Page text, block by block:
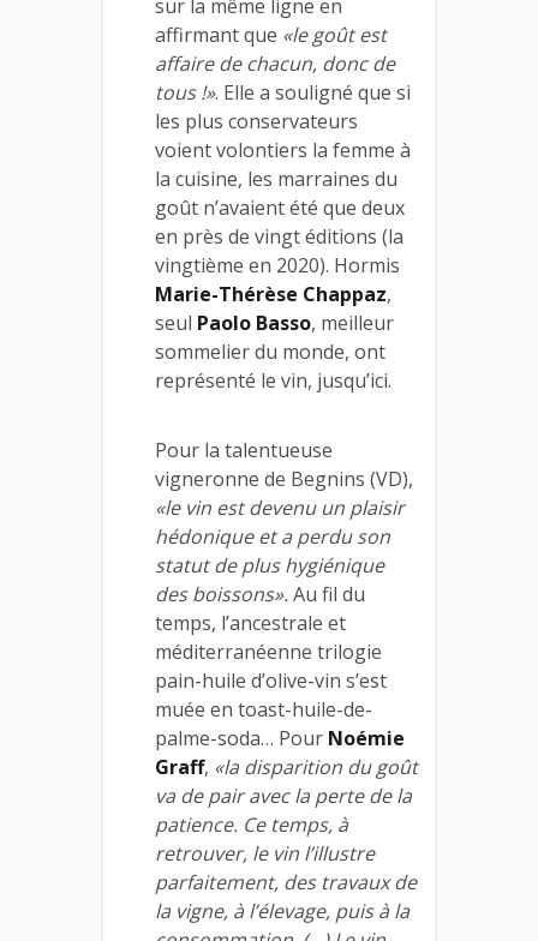
sur la même ligne en
affirmant que «le goût est
affaire de chacun, donc de
tous !». Elle a souligné que si
les plus conservateurs
voient volontiers la femme à
la cuisine, les marraines du
goût n’avaient été que deux
en près de vingt éditions (la
vingtième en 2020). Hormis
Marie-Thérèse Chappaz,
seul Paolo Basso, meilleur
sommelier du monde, ont
représenté le vin, jusqu’ici.
Pour la talentueuse
vigneronne de Begnins (VD),
«le vin est devenu un plaisir
hédonique et a perdu son
statut de plus hygiénique
des boissons».Au fil du
temps, l’ancestrale et
méditerranéenne trilogie
pain-huile d’olive-vin s’est
muée en toast-huile-de-
palme-soda… Pour Noémie
Graff, «la disparition du goût
va de pair avec la perte de la
patience. Ce temps, à
retrouver, le vin l’illustre
parfaitement, des travaux de
la vigne, à l’élevage, puis à la